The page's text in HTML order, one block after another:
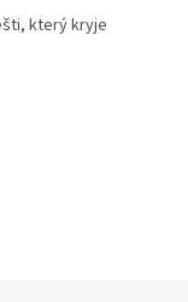
který kryje